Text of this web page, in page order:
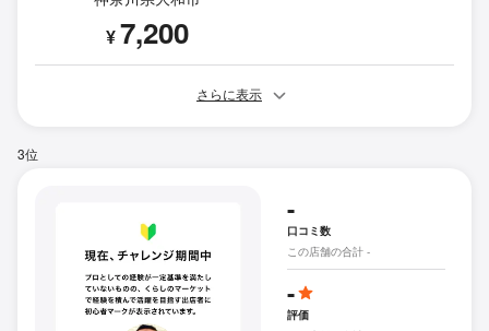
¥7,200
さらに表示
3位
-
口コミ数
この店舗の合計 -
-
評価